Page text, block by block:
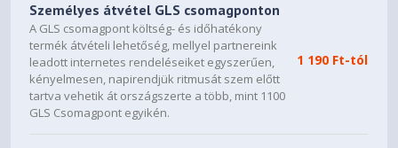
Személyes átvétel GLS csomagponton
A GLS csomagpont költség- és időhatékony
termék átvételi lehetőség, mellyel partnereink
leadott internetes rendeléseiket egyszerűen,
kényelmesen, napirendjük ritmusát szem előtt
tartva vehetik át országszerte a több, mint 1100
GLS Csomagpont egyikén.
1 190 Ft-tól